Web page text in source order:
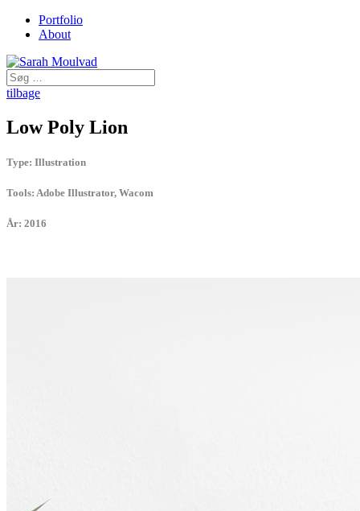
Portfolio
About
tilbage
Low Poly Lion
Type: Illustration
Tools: Adobe Illustrator, Wacom
År: 2016